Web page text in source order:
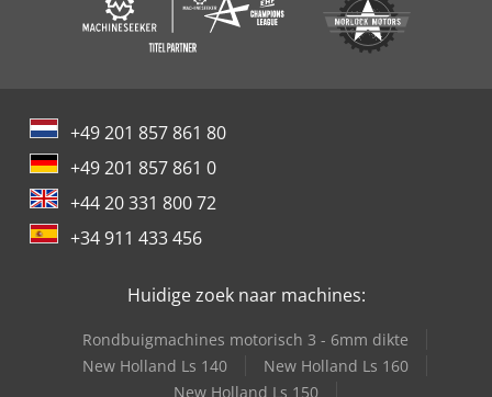
+49 201 857 861 80
+49 201 857 861 0
+44 20 331 800 72
+34 911 433 456
Huidige zoek naar machines:
Rondbuigmachines motorisch 3 - 6mm dikte
New Holland Ls 140
New Holland Ls 160
New Holland Ls 150